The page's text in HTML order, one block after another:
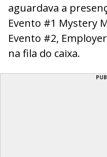
aguardava a
Evento #1 Mystery
Evento #2,
na fila do caixa.